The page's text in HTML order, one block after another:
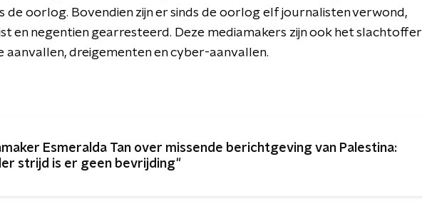
de oorlog. Bovendien zijn er sinds de oorlog elf journalisten verwond,
en negentien gearresteerd. Deze mediamakers zijn ook het slachtoffer
aanvallen, dreigementen en cyber-aanvallen.
Esmeralda Tan over missende berichtgeving van Palestina:
strijd is er geen bevrijding"